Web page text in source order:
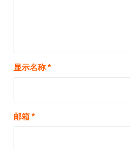
显示名称*
邮箱 *